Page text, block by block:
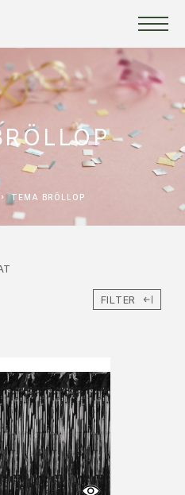
TEMA BRÖLLOP
FILTER